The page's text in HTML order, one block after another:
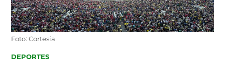
Foto: Cortesía
POSTED
DEPORTES